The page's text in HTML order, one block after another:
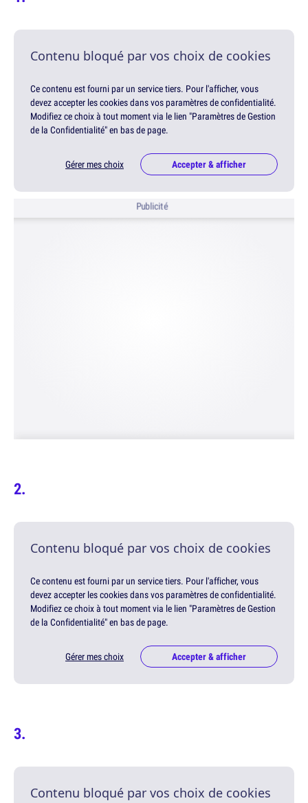
Contenu bloqué par vos choix de cookies
Ce contenu est fourni par un service tiers. Pour l'afficher, vous
devez accepter les cookies dans vos paramètres de confidentialité.
Modifiez ce choix à tout moment via le lien "Paramètres de Gestion
de la Confidentialité" en bas de page.
Gérer mes choix Accepter & afficher
Publicité
Contenu bloqué par vos choix de cookies
Ce contenu est fourni par un service tiers. Pour l'afficher, vous
devez accepter les cookies dans vos paramètres de confidentialité.
Modifiez ce choix à tout moment via le lien "Paramètres de Gestion
de la Confidentialité" en bas de page.
Gérer mes choix Accepter & afficher
Contenu bloqué par vos choix de cookies